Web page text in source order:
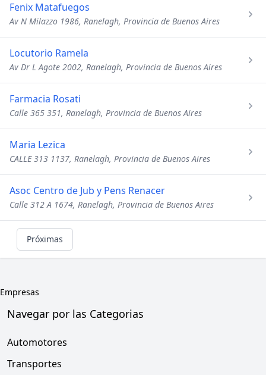
Fenix Matafuegos
Av N Milazzo 1986, Ranelagh, Provincia de Buenos Aires
Locutorio Ramela
Av Dr L Agote 2002, Ranelagh, Provincia de Buenos Aires
Farmacia Rosati
Calle 365 351, Ranelagh, Provincia de Buenos Aires
Maria Lezica
CALLE 313 1137, Ranelagh, Provincia de Buenos Aires
Asoc Centro de Jub y Pens Renacer
Calle 312 A 1674, Ranelagh, Provincia de Buenos Aires
Próximas
Empresas
Navegar por las Categorias
Automotores
Transportes